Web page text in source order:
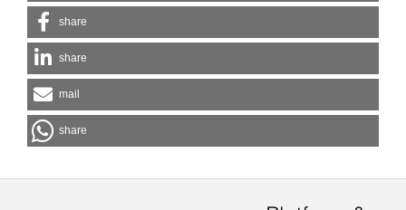
share
share
mail
share